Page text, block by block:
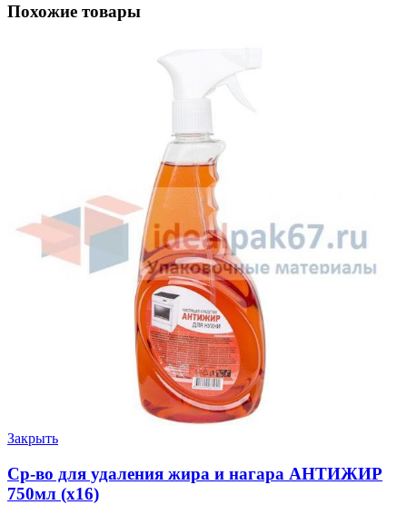
Похожие товары
Закрыть
Cр-во для удаления жира и нагара АНТИЖИР
750мл (х16)